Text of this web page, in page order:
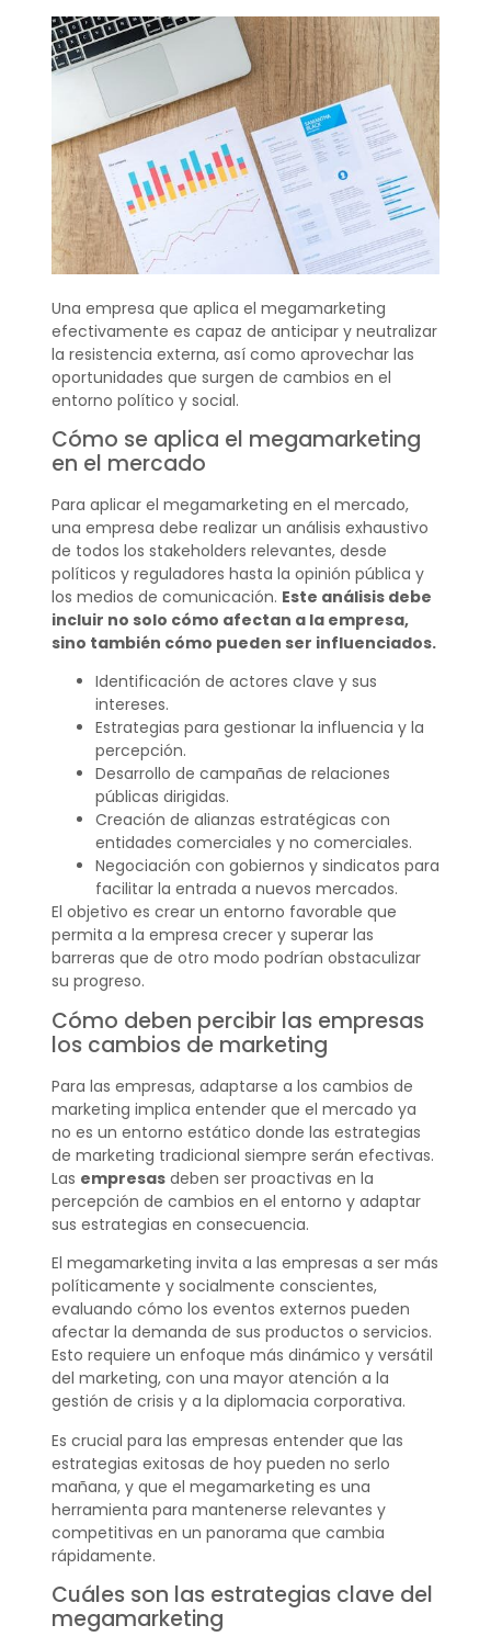
Una empresa que aplica el megamarketing
efectivamente es capaz de anticipar y neutralizar
la resistencia externa, así como aprovechar las
oportunidades que surgen de cambios en el
entorno político y social.
Cómo se aplica el megamarketing
en el mercado
Para aplicar el megamarketing en el mercado,
una empresa debe realizar un análisis exhaustivo
de todos los stakeholders relevantes, desde
políticos y reguladores hasta la opinión pública y
los medios de comunicación. Este análisis debe
incluir no solo cómo afectan a la empresa,
sino también cómo pueden ser influenciados.
Identificación de actores clave y sus
intereses.
Estrategias para gestionar la influencia y la
percepción.
Desarrollo de campañas de relaciones
públicas dirigidas.
Creación de alianzas estratégicas con
entidades comerciales y no comerciales.
Negociación con gobiernos y sindicatos para
facilitar la entrada a nuevos mercados.
El objetivo es crear un entorno favorable que
permita a la empresa crecer y superar las
barreras que de otro modo podrían obstaculizar
su progreso.
Cómo deben percibir las empresas
los cambios de marketing
Para las empresas, adaptarse a los cambios de
marketing implica entender que el mercado ya
no es un entorno estático donde las estrategias
de marketing tradicional siempre serán efectivas.
Las empresasdeben ser proactivas en la
percepción de cambios en el entorno y adaptar
sus estrategias en consecuencia.
El megamarketing invita a las empresas a ser más
políticamente y socialmente conscientes,
evaluando cómo los eventos externos pueden
afectar la demanda de sus productos o servicios.
Esto requiere un enfoque más dinámico y versátil
del marketing, con una mayor atención a la
gestión de crisis y a la diplomacia corporativa.
Es crucial para las empresas entender que las
estrategias exitosas de hoy pueden no serlo
mañana, y que el megamarketing es una
herramienta para mantenerse relevantes y
competitivas en un panorama que cambia
rápidamente.
Cuáles son las estrategias clave del
megamarketing